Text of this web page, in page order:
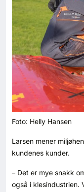
Foto: Helly Hansen
Larsen mener
kundenes kunder.
– Det er mye snakk
også i klesindustrien.